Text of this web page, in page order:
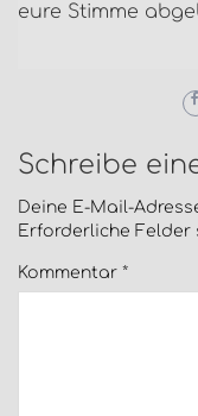
eure Stimme
Schreibe
Deine E-Mail-
Erforderliche Felder
Kommentar *